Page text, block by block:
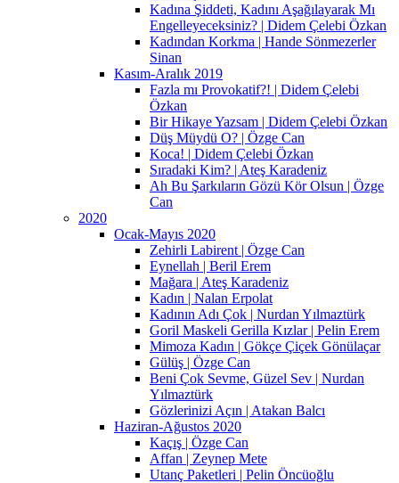
Kadına Şiddeti, Kadını Aşağılayarak Mı
Engelleyeceksiniz? | Didem Çelebi Özkan
Kadından Korkma | Hande Sönmezerler
Sinan
Kasım-Aralık 2019
Fazla mı Provokatif?! | Didem Çelebi
Özkan
Bir Hikaye Yazsam | Didem Çelebi Özkan
Düş Müydü O? | Özge Can
Koca! | Didem Çelebi Özkan
Sıradaki Kim? | Ateş Karadeniz
Ah Bu Şarkıların Gözü Kör Olsun | Özge
Can
2020
Ocak-Mayıs 2020
Zehirli Labirent | Özge Can
Eynellah | Beril Erem
Mağara | Ateş Karadeniz
Kadın | Nalan Erpolat
Kadının Adı Çok | Nurdan Yılmaztürk
Goril Maskeli Gerilla Kızlar | Pelin Erem
Mimoza Kadın | Gökçe Çiçek Gönülaçar
Gülüş | Özge Can
Beni Çok Sevme, Güzel Sev | Nurdan
Yılmaztürk
Gözlerinizi Açın | Atakan Balcı
Haziran-Ağustos 2020
Kaçış | Özge Can
Affan | Zeynep Mete
Utanç Paketleri | Pelin Öncüoğlu